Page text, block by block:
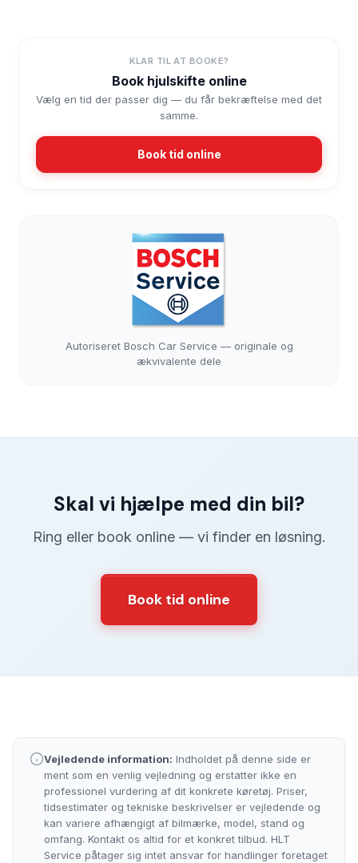
KLAR TIL AT BOOKE?
Book hjulskifte online
Vælg en tid der passer dig — du får bekræftelse med det
samme.
Book tid online
Autoriseret Bosch Car Service — originale og
ækvivalente dele
Skal vi hjælpe med din bil?
Ring eller book online — vi finder en løsning.
Book tid online
Vejledende information: Indholdet på denne side er
ment som en venlig vejledning og erstatter ikke en
professionel vurdering af dit konkrete køretøj. Priser,
tidsestimater og tekniske beskrivelser er vejledende og
kan variere afhængigt af bilmærke, model, stand og
omfang. Kontakt os altid for et konkret tilbud. HLT
Service påtager sig intet ansvar for handlinger foretaget